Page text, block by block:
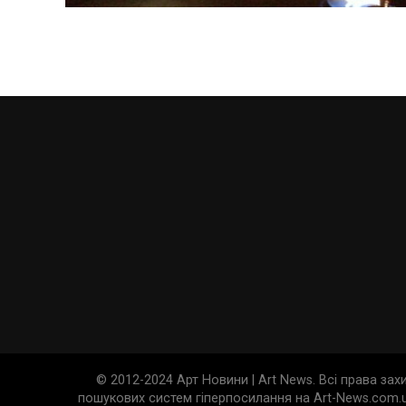
© 2012-2024 Арт Новини | Art News. Всі права
пошукових систем гіперпосилання на Art-